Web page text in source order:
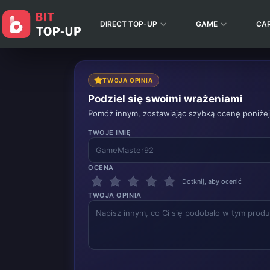
DIRECT TOP-UP GAME
TWOJA OPINIA
Podziel się swoimi wrażeniami
Pomóż innym, zostawiając szybką ocenę
TWOJE IMIĘ
OCENA
Dotknij, aby ocenić
TWOJA OPINIA